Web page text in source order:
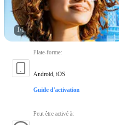
1/1
Plate-forme:
Android, iOS
Guide d'activation
Peut être activé à: